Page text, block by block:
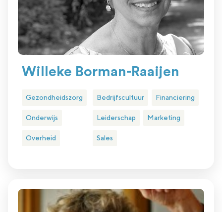
Willeke Borman-Raaijen
Gezondheidszorg
Onderwijs
Overheid
Bedrijfscultuur Financiering
Leiderschap Marketing
Sales